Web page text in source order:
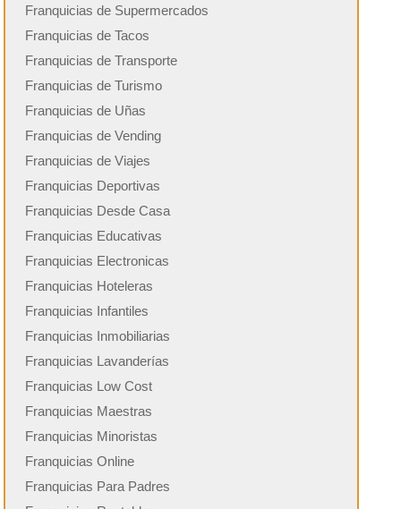
Franquicias de Supermercados
Franquicias de Tacos
Franquicias de Transporte
Franquicias de Turismo
Franquicias de Uñas
Franquicias de Vending
Franquicias de Viajes
Franquicias Deportivas
Franquicias Desde Casa
Franquicias Educativas
Franquicias Electronicas
Franquicias Hoteleras
Franquicias Infantiles
Franquicias Inmobiliarias
Franquicias Lavanderías
Franquicias Low Cost
Franquicias Maestras
Franquicias Minoristas
Franquicias Online
Franquicias Para Padres